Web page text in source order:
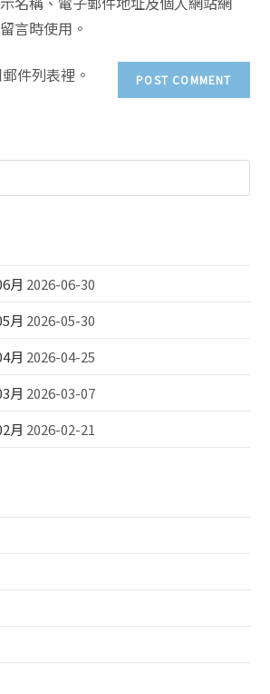
言時使用。
件列表裡。
月 2026-06-30
月 2026-05-30
月 2026-04-25
月 2026-03-07
月 2026-02-21